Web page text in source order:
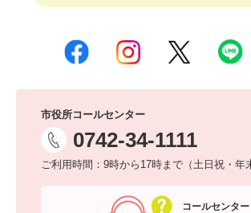
市役所コールセンター
0742-34-1111
ご利用時間：9時から17時まで（土日祝・年
コールセンター